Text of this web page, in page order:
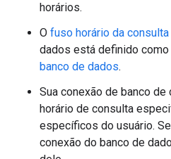
horários.
O fuso horário da consulta
dados está definido
banco de dados.
Sua conexão de banco
horário de consulta
específicos do usuário.
conexão do banco de